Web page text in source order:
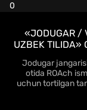
0
«JODUGAR /
UZBEK TILIDA»
Jodugar
otida ROAch
uchun tortilgan